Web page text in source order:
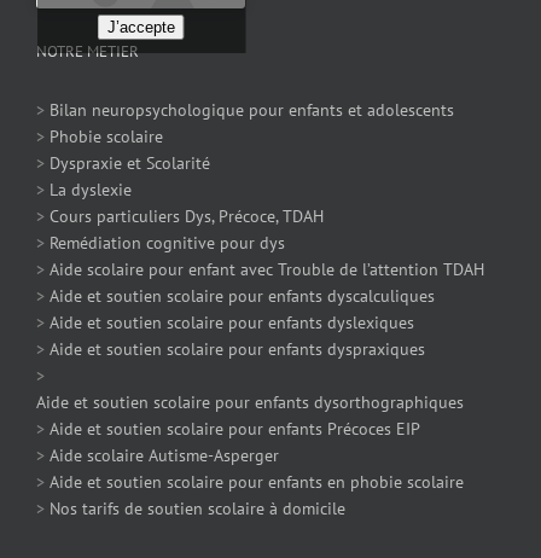
J’accepte
NOTRE METIER
> Bilan neuropsychologique pour enfants et adolescents
> Phobie scolaire
> Dyspraxie et Scolarité
> La dyslexie
> Cours particuliers Dys, Précoce, TDAH
> Remédiation cognitive pour dys
> Aide scolaire pour enfant avec Trouble de l’attention TDAH
> Aide et soutien scolaire pour enfants dyscalculiques
> Aide et soutien scolaire pour enfants dyslexiques
> Aide et soutien scolaire pour enfants dyspraxiques
>
Aide et soutien scolaire pour enfants dysorthographiques
> Aide et soutien scolaire pour enfants Précoces EIP
> Aide scolaire Autisme-Asperger
> Aide et soutien scolaire pour enfants en phobie scolaire
> Nos tarifs de soutien scolaire à domicile